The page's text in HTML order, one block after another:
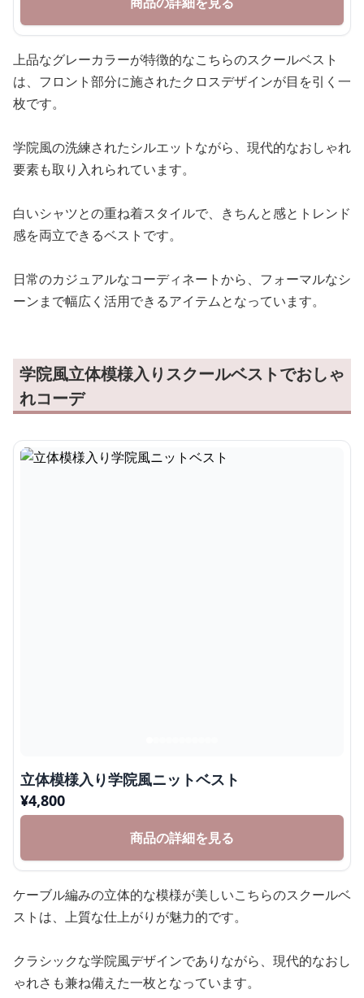
上品なグレーカラーが特徴的なこちらのスクールベスト
は、フロント部分に施されたクロスデザインが目を引く一
枚です。
学院風の洗練されたシルエットながら、現代的なおしゃれ
要素も取り入れられています。
白いシャツとの重ね着スタイルで、きちんと感とトレンド
感を両立できるベストです。
日常のカジュアルなコーディネートから、フォーマルなシ
ーンまで幅広く活用できるアイテムとなっています。
学院風立体模様入りスクールベストでおしゃ
れコーデ
立体模様入り学院風ニットベスト
¥4,800
商品の詳細を見る
ケーブル編みの立体的な模様が美しいこちらのスクールベ
ストは、上質な仕上がりが魅力的です。
クラシックな学院風デザインでありながら、現代的なおし
ゃれさも兼ね備えた一枚となっています。